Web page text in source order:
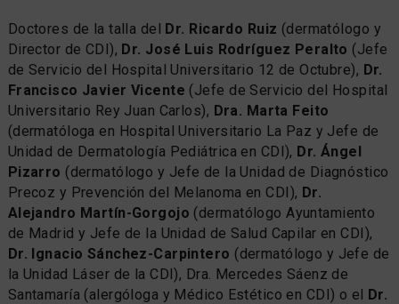
Doctores de la talla del Dr. Ricardo Ruiz (dermatólogo y
Director de CDI), Dr. José Luis Rodríguez Peralto (Jefe
de Servicio del Hospital Universitario 12 de Octubre), Dr.
Francisco Javier Vicente (Jefe de Servicio del Hospital
Universitario Rey Juan Carlos), Dra. Marta Feito
(dermatóloga en Hospital Universitario La Paz y Jefe de
Unidad de Dermatología Pediátrica en CDI), Dr. Ángel
Pizarro (dermatólogo y Jefe de la Unidad de Diagnóstico
Precoz y Prevención del Melanoma en CDI), Dr.
Alejandro Martín-Gorgojo (dermatólogo Ayuntamiento
de Madrid y Jefe de la Unidad de Salud Capilar en CDI),
Dr. Ignacio Sánchez-Carpintero (dermatólogo y Jefe de
la Unidad Láser de la CDI), Dra. Mercedes Sáenz de
Santamaría (alergóloga y Médico Estético en CDI) o el Dr.